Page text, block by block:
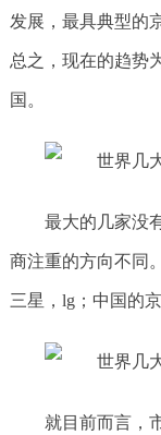
发展，最具典型的
总之，现在的趋势
国。
最大的几家没
商注重的方向不同
三星，lg；中国的京
就目前而言，